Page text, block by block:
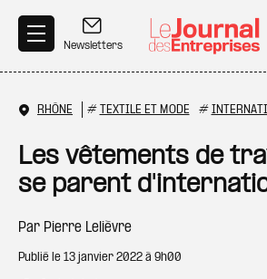
Newsletters
RHÔNE # TEXTILE ET MODE #
Les vêtements de
se parent
Par Pierre Lelièvre
Publié le 13 janvier 2022 à 9h00